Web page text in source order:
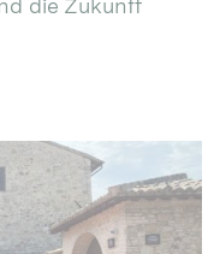
die Zukunft